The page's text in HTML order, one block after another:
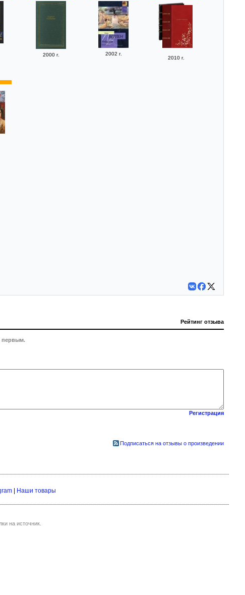
2000 г.
2002 г.
2010 г.
Рейтинг отзыва
первым.
Регистрация
Подписаться на отзывы о произведении
Наши товары
на источник.